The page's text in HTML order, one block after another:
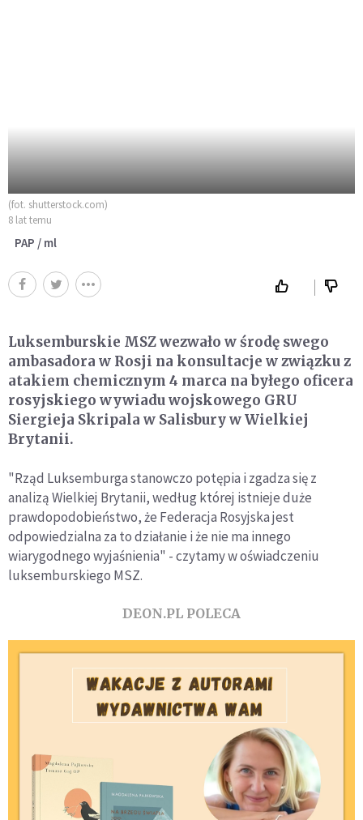
(fot. shutterstock.com)
8 lat temu
PAP / ml
Luksemburskie MSZ wezwało w środę swego
ambasadora w Rosji na konsultacje w związku z
atakiem chemicznym 4 marca na byłego oficera
rosyjskiego wywiadu wojskowego GRU
Siergieja Skripala w Salisbury w Wielkiej
Brytanii.
"Rząd Luksemburga stanowczo potępia i zgadza się z
analizą Wielkiej Brytanii, według której istnieje duże
prawdopodobieństwo, że Federacja Rosyjska jest
odpowiedzialna za to działanie i że nie ma innego
wiarygodnego wyjaśnienia" - czytamy w oświadczeniu
luksemburskiego MSZ.
DEON.PL POLECA